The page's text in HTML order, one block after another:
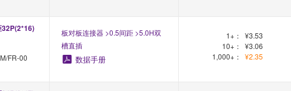
32P(2*16)
FR-00
板对板连接器 >0.5间距 >5.0H双
槽直插
数据手册
1+：
¥3.53
10+：
¥3.06
1,000+：
¥2.35